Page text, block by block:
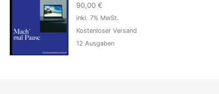
90,00 €
inkl. 7% MwSt.
Kostenloser Versand
12 Ausgaben